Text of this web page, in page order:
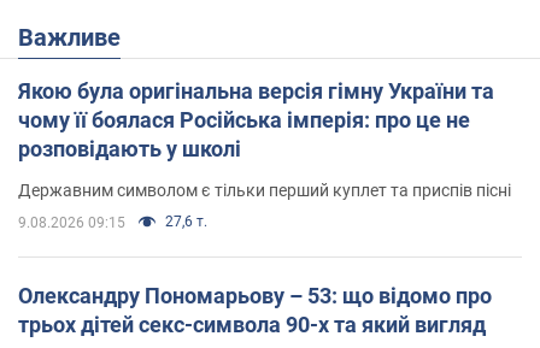
Важливе
Якою була оригінальна версія гімну України та
чому її боялася Російська імперія: про це не
розповідають у школі
Державним символом є тільки перший куплет та приспів пісні
9.08.2026 09:15 27,6 т.
Олександру Пономарьову – 53: що відомо про
трьох дітей секс-символа 90-х та який вигляд